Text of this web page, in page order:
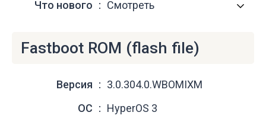
Что нового Смотреть
Fastboot ROM (flash file)
Версия
3.0.304.0.WBOMIXM
ОС
HyperOS 3